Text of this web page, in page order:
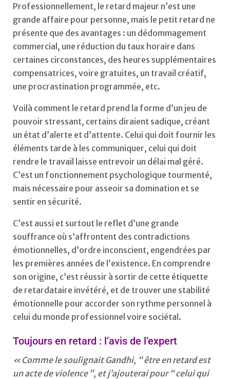
Professionnellement, le retard majeur n’est une
grande affaire pour personne, mais le petit retard ne
présente que des avantages : un dédommagement
commercial, une réduction du taux horaire dans
certaines circonstances, des heures supplémentaires
compensatrices, voire gratuites, un travail créatif,
une procrastination programmée, etc.
Voilà comment le retard prend la forme d’un jeu de
pouvoir stressant, certains diraient sadique, créant
un état d’alerte et d’attente. Celui qui doit fournir les
éléments tarde à les communiquer, celui qui doit
rendre le travail laisse entrevoir un délai mal géré.
C’est un fonctionnement psychologique tourmenté,
mais nécessaire pour asseoir sa domination et se
sentir en sécurité.
C’est aussi et surtout le reflet d’une grande
souffrance où s’affrontent des contradictions
émotionnelles, d’ordre inconscient, engendrées par
les premières années de l’existence. En comprendre
son origine, c’est réussir à sortir de cette étiquette
de retardataire invétéré, et de trouver une stabilité
émotionnelle pour accorder son rythme personnel à
celui du monde professionnel voire sociétal.
Toujours en retard : l’avis de l’expert
« Comme le soulignait Gandhi, “ être en retard est
un acte de violence ”, et j’ajouterai pour “ celui qui